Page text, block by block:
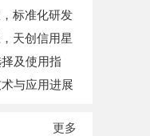
标准化研发
天创信用星
及使用指
与应用进展
更多